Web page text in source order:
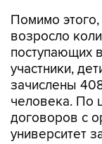
Помимо
возросло
поступающих
участники,
зачислены
человека. По
договоров с
университет